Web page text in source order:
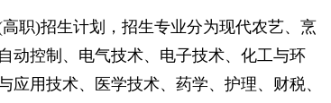
职)招生计划，招生专业分为现代农艺、烹
动控制、电气技术、电子技术、化工与环
用技术、医学技术、药学、护理、财税、